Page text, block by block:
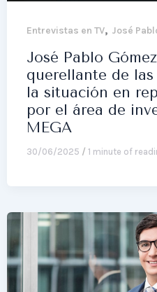
Entrevistas en TV, José
José Pablo
querellante de
la situación en
por el área de
MEGA
30/06/2025 / 1 minute of